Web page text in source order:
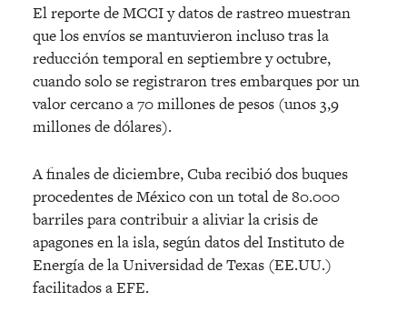
El reporte de MCCI y datos de rastreo muestran
que los envíos se mantuvieron incluso tras la
reducción temporal en septiembre y octubre,
cuando solo se registraron tres embarques por un
valor cercano a 70 millones de pesos (unos 3,9
millones de dólares).
A finales de diciembre, Cuba recibió dos buques
procedentes de México con un total de 80.000
barriles para contribuir a aliviar la crisis de
apagones en la isla, según datos del Instituto de
Energía de la Universidad de Texas (EE.UU.)
facilitados a EFE.